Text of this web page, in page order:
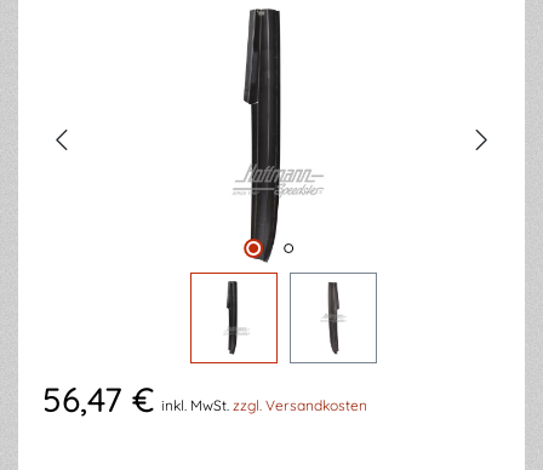
Bildergalerie überspringen
56,47 € inkl. MwSt. zzgl. Versandkosten